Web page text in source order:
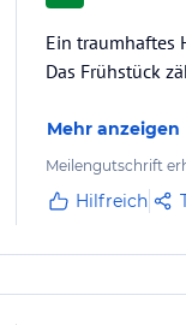
Ein traumhaftes
Das Frühstück
Mehr anzeigen
Meilengutschrift
Hilfreich